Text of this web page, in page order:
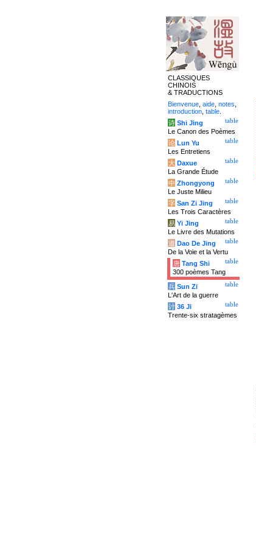
CLASSIQUES
CHINOIS
& TRADUCTIONS
Bienvenue aide notes
introduction table
table
诗 Shi Jing
Le Canon des Poèmes
table
论 Lun Yu
Les Entretiens
table
大 Daxue
La Grande Étude
table
中 Zhongyong
Le Juste Milieu
table
字 San Zi Jing
Les Trois Caractères
table
易 Yi Jing
Le Livre des Mutations
table
道 Dao De Jing
De la Voie et la Vertu
table
唐 Tang Shi
300 poèmes Tang
table
兵 Sun Zi
L'Art de la guerre
table
计 36 Ji
Trente-six stratagèmes